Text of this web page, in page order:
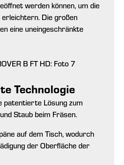
werden können, um die
erleichtern. Die großen
eine uneingeschränkte
Technologie
patentierte Lösung zum
Staub beim Fräsen.
auf dem Tisch, wodurch
der Oberfläche der